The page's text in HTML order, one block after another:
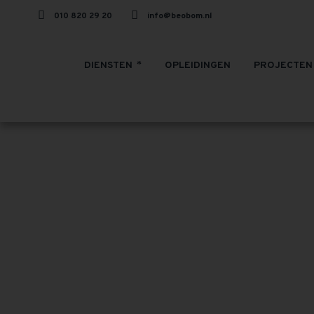
010 820 29 20 info@beobom.nl
DIENSTEN OPLEIDINGEN PROJECTEN